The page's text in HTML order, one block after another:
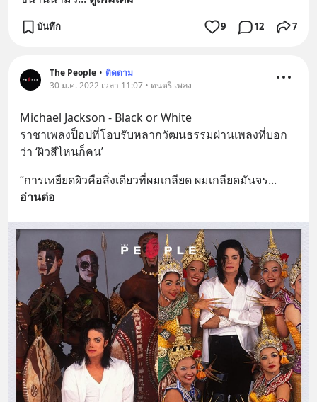
บันทึก 9 12 7
The People • ติดตาม
30 ม.ค. 2022 เวลา 11:07 • ดนตรี เพลง
Michael Jackson - Black or White
ราชาเพลงป็อปที่โอบรับหลากวัฒนธรรมผ่านเพลงที่บอก
ว่า ‘ผิวสีไหนก็คน’
“การเหยียดผิวคือสิ่งเดียวที่ผมเกลียด ผมเกลียดมันจร
อ่านต่อ